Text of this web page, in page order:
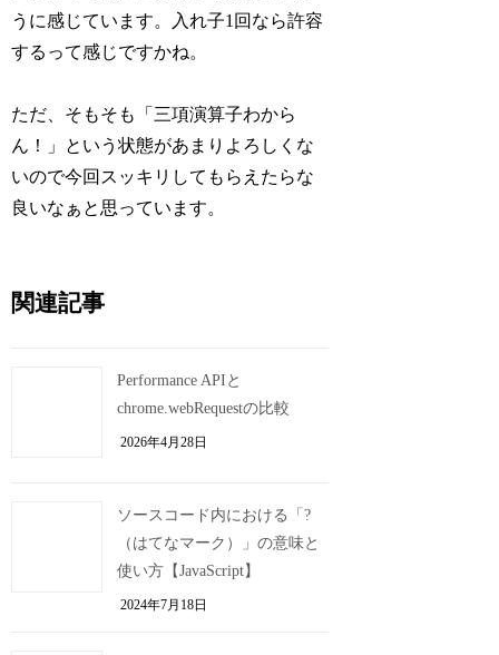
うに感じています。入れ子1回なら許容
するって感じですかね。
ただ、そもそも「三項演算子わから
ん！」という状態があまりよろしくな
いので今回スッキリしてもらえたらな
良いなぁと思っています。
関連記事
Performance APIと
chrome.webRequestの比較
2026年4月28日
ソースコード内における「?
（はてなマーク）」の意味と
使い方【JavaScript】
2024年7月18日